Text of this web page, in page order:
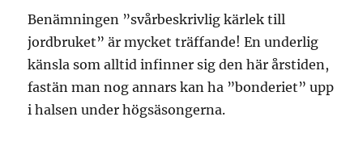
Benämningen ”svårbeskrivlig kärlek till
jordbruket” är mycket träffande! En underlig
känsla som alltid infinner sig den här årstiden,
fastän man nog annars kan ha ”bonderiet” upp
i halsen under högsäsongerna.